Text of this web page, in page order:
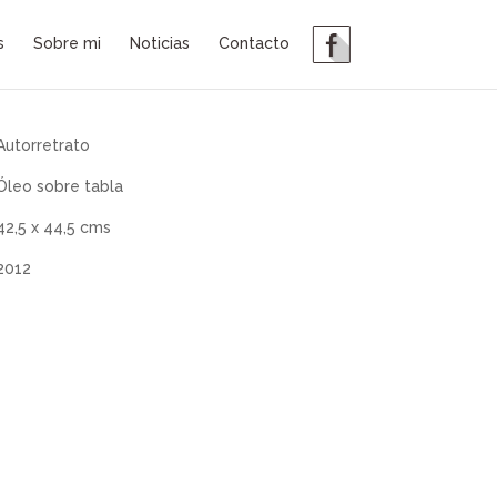
Sobre mi Noticias Contacto
sobre tabla
x 44,5 cms